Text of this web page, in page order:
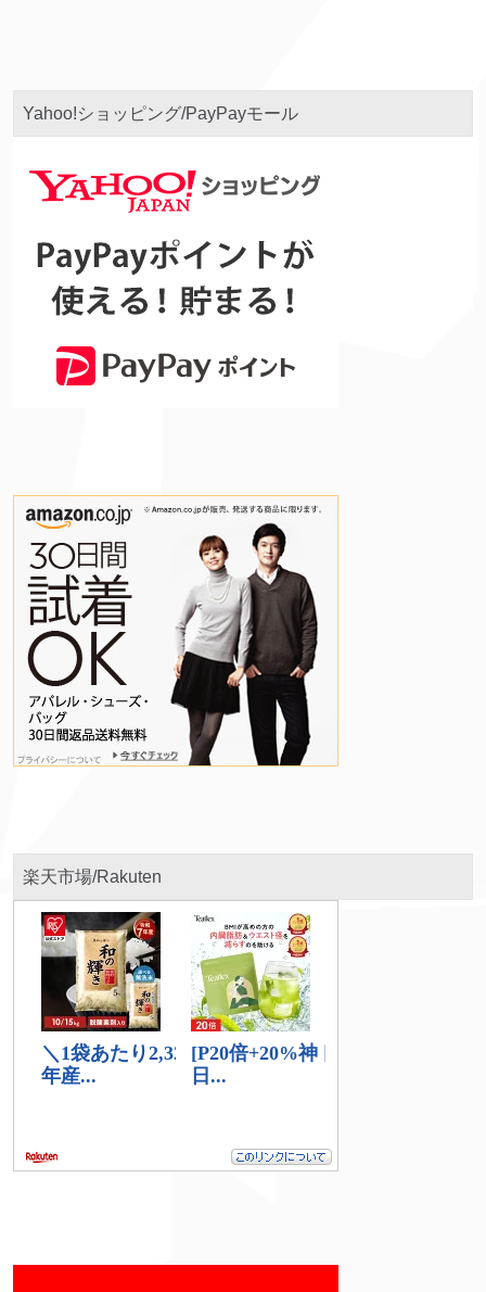
Yahoo!ショッピング/PayPayモール
楽天市場/Rakuten